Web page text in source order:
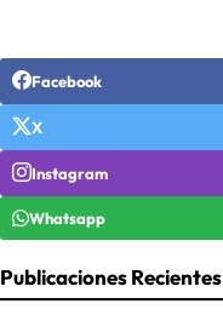
Facebook
X
Instagram
Whatsapp
Publicaciones Recientes